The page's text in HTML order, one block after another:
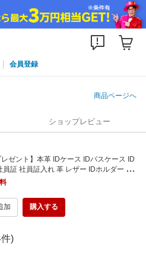
会員登録
商品ページへ
ショップレビュー
レゼント】本革 IDケース IDパスケース ID
員証 社員証入れ 革 レザー IDホルダー 社
ルダー 縦型 ネックストラップ おしゃれ
ームホルダー ネーム入れ リール リール付
ス 社会人
加 購入する
)